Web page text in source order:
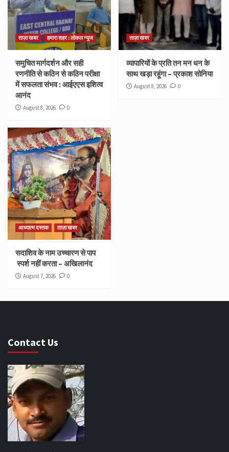
ताज़ा खबर हमारा शहर : लोकल न्यूज
समुचित मार्गदर्शन और सही
रणनीति से कठिन से कठिन परीक्षा
में सफलता संभव : आईएएस इशित्व
आनंद
August 8, 2026 0
ताज़ा खबर
व्यापारियों के प्रति तन मन धन के
साथ खड़ा रहूंगा – प्रकाश सोनिया
August 8, 2026 0
आध्यात्म दस्तक ताज़ा खबर
सदाशिव के नाम उच्चारण से पाप
स्पर्श नहीं करता – अखिलानंद
August 7, 2026 0
Contact Us